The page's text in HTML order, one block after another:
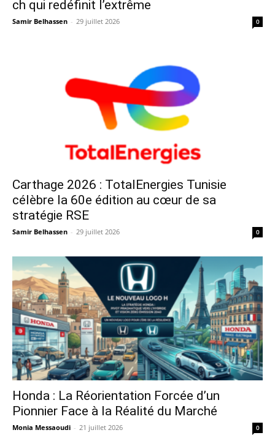
ch qui redéfinit l’extrême
Samir Belhassen - 29 juillet 2026 0
Carthage 2026 : TotalEnergies Tunisie
célèbre la 60e édition au cœur de sa
stratégie RSE
Samir Belhassen - 29 juillet 2026 0
Honda : La Réorientation Forcée d’un
Pionnier Face à la Réalité du Marché
Monia Messaoudi - 21 juillet 2026 0